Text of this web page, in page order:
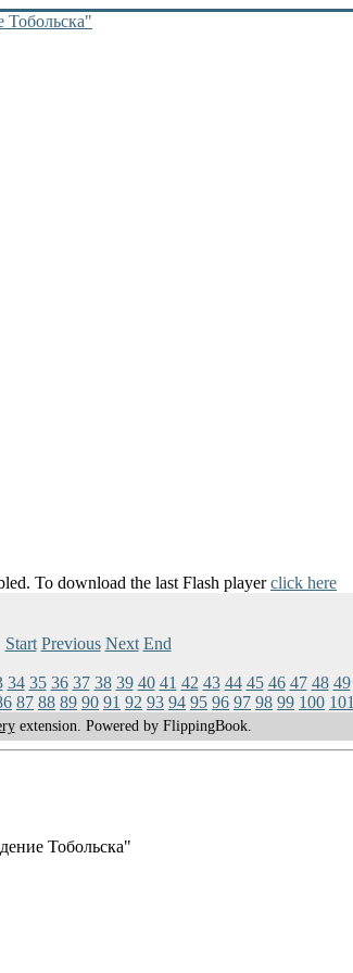
To download the last Flash playerclick here
Start Previous Next End
34 35 36 37 38 39 40 41 42 43 44 45 46 47 48 49
87 88 89 90 91 92 93 94 95 96 97 98 99 100 101
extension. Powered by FlippingBook.
Тобольска"